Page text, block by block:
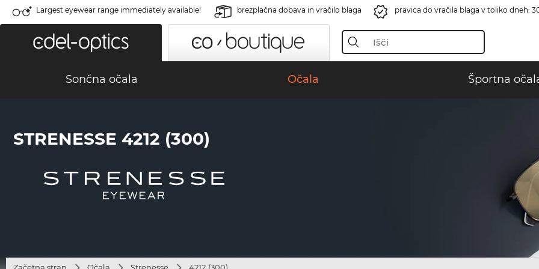
Largest eyewear range immediately available! brezplačna dobava in vračilo blaga pravica do vračila blaga v toliko dneh:
Sončna očala Očala Športna
STRENESSE 4212 (300)